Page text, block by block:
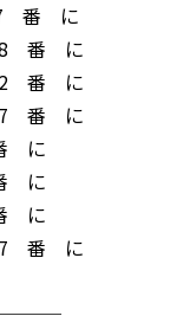
番 に
番 に
番 に
番 に
に
に
に
番 に